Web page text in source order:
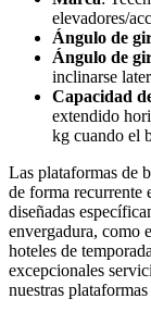
elevadores/
Ángulo de
Ángulo de
inclinarse
Capacidad
extendido
kg cuando el
Las plataformas de
de forma recurrente
diseñadas
envergadura, como
hoteles de
excepcionales
nuestras